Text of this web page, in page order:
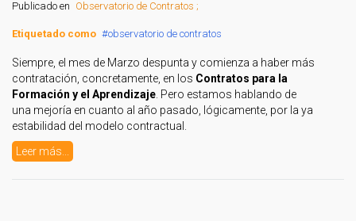
Publicado en Observatorio de Contratos ;
Etiquetado como observatorio de contratos
Siempre, el mes de Marzo despunta y comienza a haber más
contratación, concretamente, en los Contratos para la
Formación y el Aprendizaje . Pero estamos hablando de
una mejoría en cuanto al año pasado, lógicamente, por la ya
estabilidad del modelo contractual.
Leer más...